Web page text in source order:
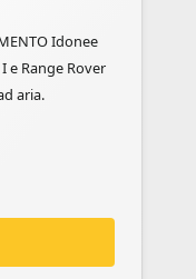
Idonee
e Range Rover
aria.